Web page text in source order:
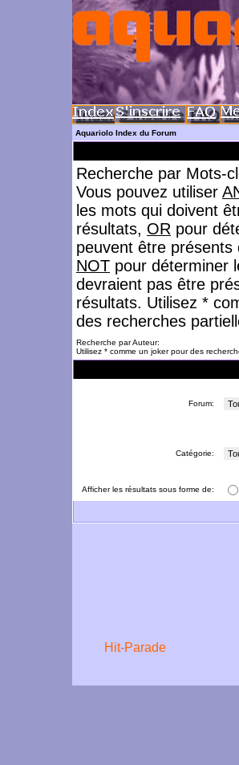
Aquariolo Index du Forum
Recherche par Mots-
Vous pouvez utiliser
les mots qui doivent
résultats, OR pour
peuvent être
NOT pour déterminer
devraient pas être
résultats. Utilisez *
des recherches
Recherche par Auteur:
Utilisez * comme un joker pour des
Forum:
Catégorie:
Afficher les résultats sous forme de: